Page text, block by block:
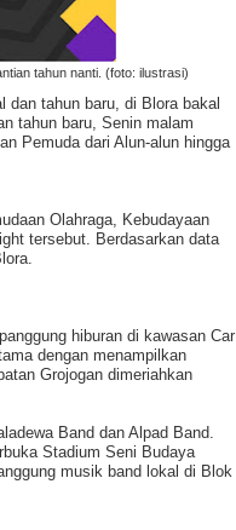
tahun nanti. (foto: ilustrasi)
dan tahun baru, di Blora bakal
tahun baru, Senin malam
Pemuda dari Alun-alun hingga
Olahraga, Kebudayaan
tersebut. Berdasarkan data
hiburan di kawasan Car
dengan menampilkan
Grojogan dimeriahkan
Band dan Alpad Band.
Stadium Seni Budaya
musik band lokal di Blok